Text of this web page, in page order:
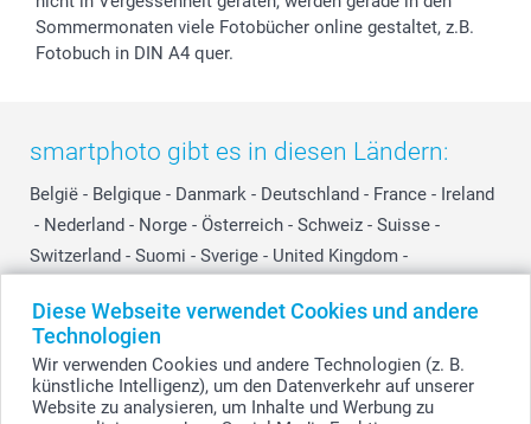
Diese Webseite verwendet Cookies und andere
Technologien
Wir verwenden Cookies und andere Technologien (z. B.
künstliche Intelligenz), um den Datenverkehr auf unserer
Website zu analysieren, um Inhalte und Werbung zu
Sommermonaten viele Fotobücher online gestaltet, z.B.
Fotobuch in DIN A4 quer.
smartphoto gibt es in diesen Ländern:
België - Belgique - Danmark - Deutschland - France - Ireland
- Nederland - Norge - Österreich - Schweiz - Suisse -
Switzerland - Suomi - Sverige - United Kingdom -
Other Countries
Alle Preise verstehen sich in EURO (€) inkl. MwSt. und zzgl. Versandkosten.